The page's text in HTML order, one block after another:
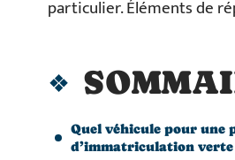
particulier. Éléments de
Quel véhicule pour une
d’immatriculation verte